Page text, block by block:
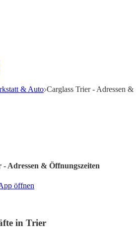
& Auto Carglass Trier - Adressen &
Adressen & Öffnungszeiten
öffnen
in Trier